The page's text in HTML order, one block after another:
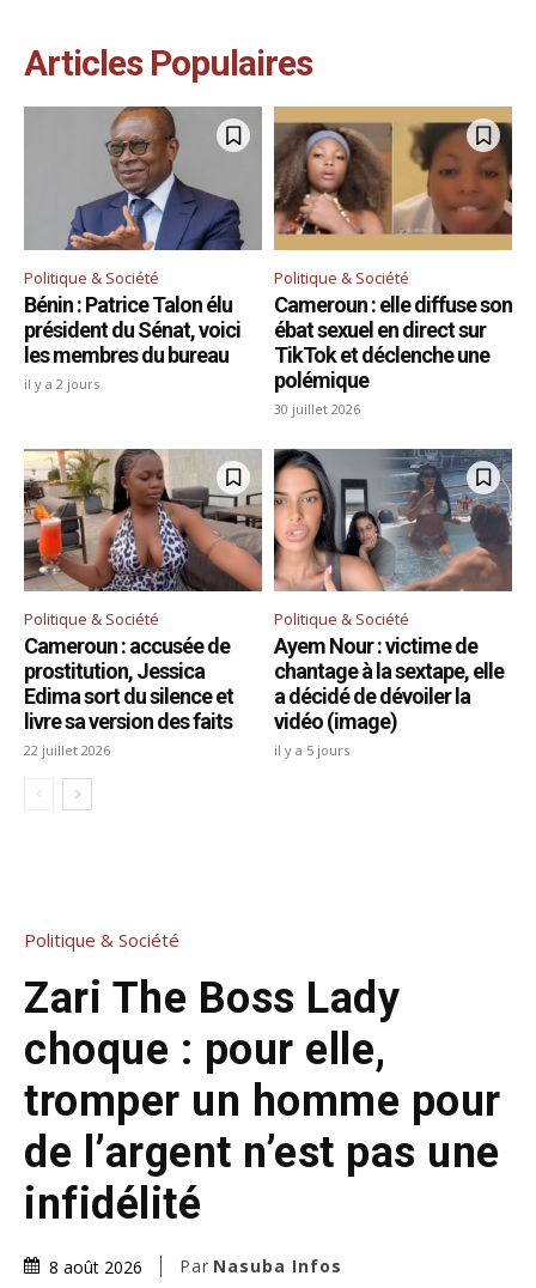
Articles Populaires
Politique & Société
Bénin : Patrice Talon élu
président du Sénat, voici
les membres du bureau
il y a 2 jours
Politique & Société
Cameroun : elle diffuse son
ébat sexuel en direct sur
TikTok et déclenche une
polémique
30 juillet 2026
Politique & Société
Cameroun : accusée de
prostitution, Jessica
Edima sort du silence et
livre sa version des faits
22 juillet 2026
Politique & Société
Ayem Nour : victime de
chantage à la sextape, elle
a décidé de dévoiler la
vidéo (image)
il y a 5 jours